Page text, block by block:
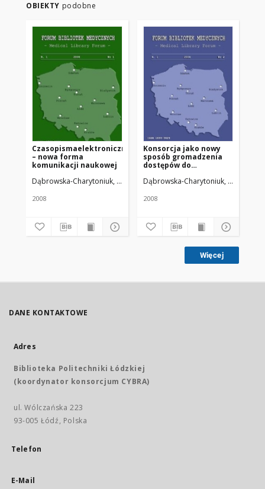
OBIEKTY podobne
Czasopismaelektroniczne
– nowa forma
komunikacji naukowej
Dąbrowska-Charytoniuk, Danuta
Uniwersytet Medyczny w Łodzi
2008
Konsorcja jako nowy
sposób gromadzenia
dostępów do
informacji naukowej
czasopism
Dąbrowska-Charytoniuk, Danuta
2008
Więcej
DANE KONTAKTOWE
Adres
Biblioteka Politechniki Łódzkiej
(koordynator konsorcjum CYBRA)
ul. Wólczańska 223
93-005 Łódź, Polska
Telefon
E-Mail